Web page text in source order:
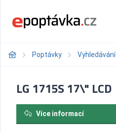
Poptávky Vyhledávání
LG 1715S 17\" LCD
Více informací